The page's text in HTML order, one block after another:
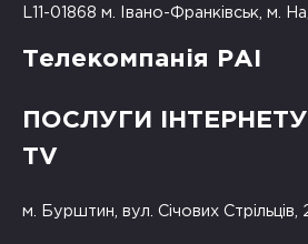
L11-01868 м. Івано-Франківськ, м.
Телекомпанія РАІ
ПОСЛУГИ
TV
м. Бурштин, вул. Січових Стрільців,